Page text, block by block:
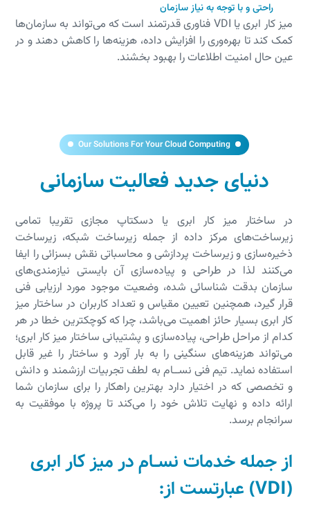
راحتی و با توجه به نیاز سازمان
میز کار ابری یا VDI فناوری قدرتمند است که می‌تواند به سازمان‌ها
کمک کند تا بهره‌وری را افزایش داده، هزینه‌ها را کاهش دهند و در
عین حال امنیت اطلاعات را بهبود بخشند.
Our Solutions For Your Cloud Computing
دنیای جدید فعالیت سازمانی
در ساختار میز کار ابری یا دسکتاپ مجازی تقریبا تمامی
زیرساخت‌های مرکز داده از جمله زیرساخت شبکه، زیرساخت
ذخیره‌سازی و زیرساخت پردازشی و محاسباتی نقش بسزائی را ایفا
می‌کنند لذا در طراحی و پیاده‌سازی آن بایستی نیازمندی‌های
سازمان بدقت شناسائی شده، وضعیت موجود مورد ارزیابی فنی
قرار گیرد، همچنین تعیین مقیاس و تعداد کاربران در ساختار میز
کار ابری بسیار حائز اهمیت می‌باشد، چرا که کوچکترین خطا در هر
کدام از مراحل طراحی، پیاده‌سازی و پشتیبانی ساختار میز کار ابری؛
می‌تواند هزینه‌های سنگینی را به بار آورد و ساختار را غیر قابل
استفاده نماید. تیم فنی نســام به لطف تجربیات ارزشمند و دانش
و تخصصی که در اختیار دارد بهترین راهکار را برای سازمان شما
ارائه داده و نهایت تلاش خود را می‌کند تا پروژه با موفقیت به
سرانجام برسد.
از جمله خدمات نســام در میز کار ابری
(VDI) عبارتست از: